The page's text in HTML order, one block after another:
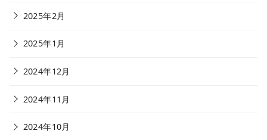
2025年2月
2025年1月
2024年12月
2024年11月
2024年10月